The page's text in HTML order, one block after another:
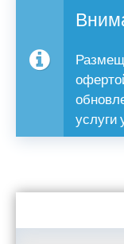
услуги